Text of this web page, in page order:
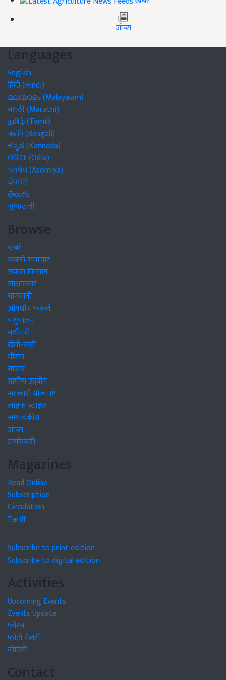
जॉब्स
Languages
English
हिंदी (Hindi)
മലയാളം (Malayalam)
मराठी (Marathi)
தமிழ் (Tamil)
বাঙালি (Bengali)
ಕನ್ನಡ (Kannada)
ଓଡିଆ (Odia)
অসমীয়া (Asomiya)
ਪੰਜਾਬੀ
తెలుగు
ગુજરાતી
Browse
खबरें
कंपनी समाचार
सफल किसान
साक्षात्कार
बागवानी
औषधीय फसलें
पशुपालन
मशीनरी
खेती-बाड़ी
मौसम
बाजार
ग्रामीण उद्द्योग
सरकारी योजनाएं
लाइफ स्टाइल
सम्पादकीय
जॉब्स
डायरेक्टरी
Magazines
Read Online
Subscription
Circulation
Tariff
Subscribe to print edition
Subscribe to digital edition
Activities
Upcoming Events
Events Update
फोरम
फोटो गैलरी
वीडियो
Contact